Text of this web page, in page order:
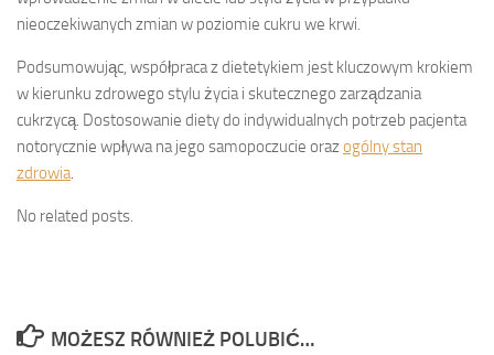
nieoczekiwanych zmian w poziomie cukru we krwi.
Podsumowując, współpraca z dietetykiem jest kluczowym krokiem
w kierunku zdrowego stylu życia i skutecznego zarządzania
cukrzycą. Dostosowanie diety do indywidualnych potrzeb pacjenta
notorycznie wpływa na jego samopoczucie orazogólny stan
zdrowia.
No related posts.
MOŻESZ RÓWNIEŻ POLUBIĆ…